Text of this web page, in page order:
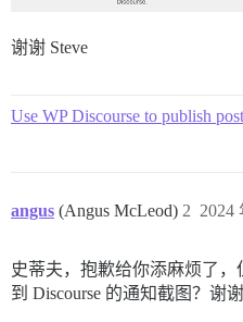
谢谢 Steve
Use WP Discourse to publish
angus (Angus McLeod) 2024
2
史蒂夫，抱歉给你添麻烦了
到 Discourse 的通知截图？谢谢